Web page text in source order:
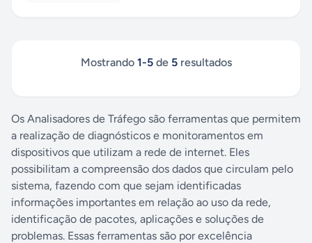
Mostrando 1-5de 5resultados
Os Analisadores de Tráfego são ferramentas que permitem
a realização de diagnósticos e monitoramentos em
dispositivos que utilizam a rede de internet. Eles
possibilitam a compreensão dos dados que circulam pelo
sistema, fazendo com que sejam identificadas
informações importantes em relação ao uso da rede,
identificação de pacotes, aplicações e soluções de
problemas. Essas ferramentas são por excelência